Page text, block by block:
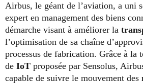
Airbus, le géant de l’aviation, a uni
expert en management des biens
démarche visant à améliorer la
l’optimisation de sa chaîne
processus de fabrication. Grâce à la
de IoT proposée par Sensolus,
capable de suivre le mouvement des